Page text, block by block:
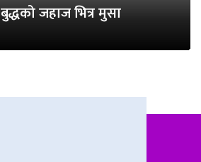
जहाज भित्र मुसा